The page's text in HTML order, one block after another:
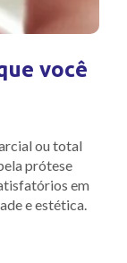
você
ou total
prótese
em
e estética.